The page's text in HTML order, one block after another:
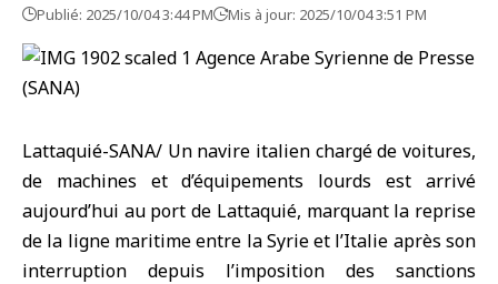
Publié: 2025/10/04 3:44 PM Mis à jour: 2025/10/04 3:51 PM
Lattaquié-SANA/ Un navire italien chargé de voitures,
de machines et d’équipements lourds est arrivé
aujourd’hui auport de Lattaquié, marquant la reprise
de la ligne maritime entre la Syrieet l’Italie après son
interruption depuis l’imposition des sanctions